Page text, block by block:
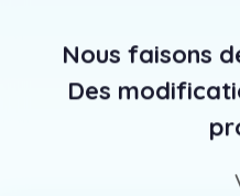
Nous faisons
Des